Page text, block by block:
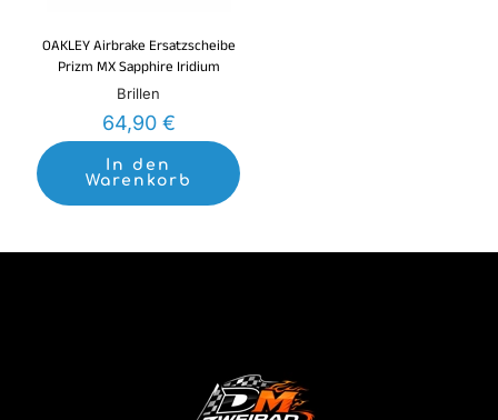
OAKLEY Airbrake Ersatzscheibe
Prizm MX Sapphire Iridium
Brillen
64,90 €
In den
Warenkorb